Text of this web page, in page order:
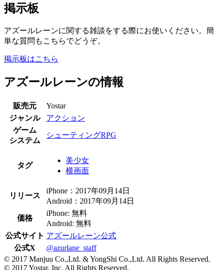
掲示板
アズールレーンに関する雑談をする際にお使いください。簡
単な質問もこちらでどうぞ。
掲示板はこちら
アズールレーンの情報
販売元
Yostar
ジャンル
アクション
ゲーム
システム
シューティングRPG
タグ
美少女
横画面
リリース
iPhone：2017年09月14日
Android：2017年09月14日
価格
iPhone: 無料
Android: 無料
公式サイト アズールレーン公式
公式X
@azurlane_staff
© 2017 Manjuu Co.,Ltd. & YongShi Co.,Ltd. All Rights Reserved.
© 2017 Yostar, Inc. All Rights Reserved.